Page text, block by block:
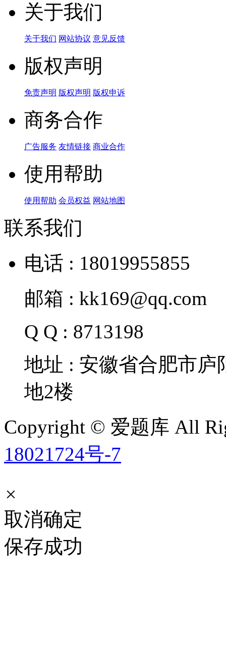
关于我们
关于我们 网站协议 意见反馈
版权声明
免责声明 版权声明 版权申诉
商务合作
广告服务 友情链接 商业合作
使用帮助
使用帮助 会员权益 网站地图
联系我们
电话 : 18019955855
邮箱 : kk169@qq.com
Q Q : 8713198
地址 : 安徽省合肥市
地2楼
Copyright © 爱题库 All
18021724号-7
×
取消确定
保存成功